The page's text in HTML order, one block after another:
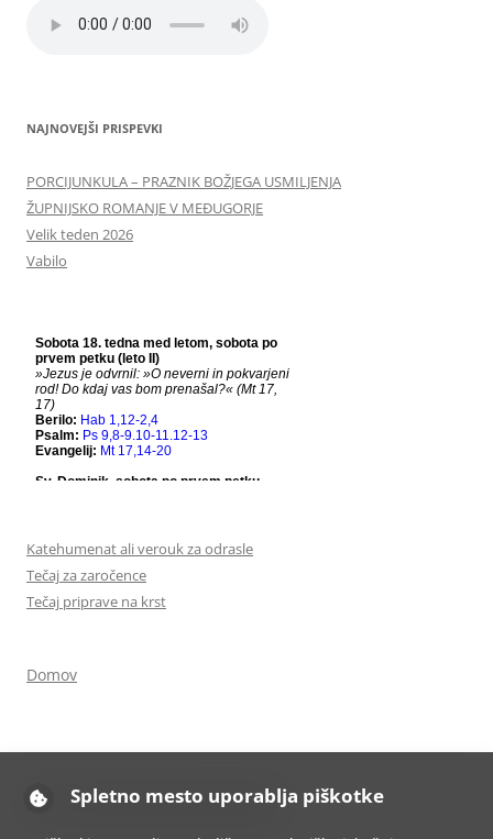
NAJNOVEJŠI PRISPEVKI
PORCIJUNKULA – PRAZNIK BOŽJEGA USMILJENJA
ŽUPNIJSKO ROMANJE V MEĐUGORJE
Velik teden 2026
Vabilo
Katehumenat ali verouk za odrasle
Tečaj za zaročence
Tečaj priprave na krst
Domov
Ponosno uporablja tehnologijo WordPress
Spletno mesto uporablja piškotke